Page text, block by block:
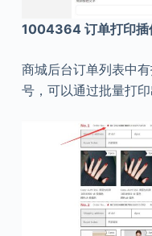
1004364 订单打印插
商城后台订单列表中
号，可以通过批量打印